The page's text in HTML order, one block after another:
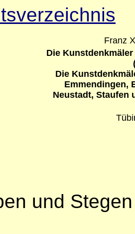
Franz
Die
Die
Emmendingen,
Neustadt, Staufen
und